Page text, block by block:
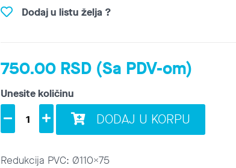
Dodaj u listu želja ?
750.00 RSD (Sa PDV-om)
Unesite količinu
DODAJ U KORPU
Redukcija PVC: Ø110x75